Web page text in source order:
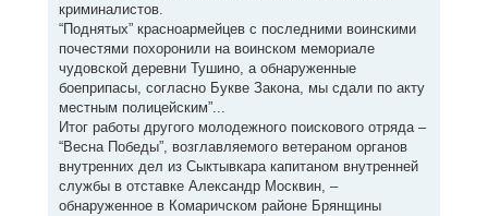
криминалистов.
“Поднятых” красноармейцев с последними воинскими
почестями похоронили на воинском мемориале
чудовской деревни Тушино, а обнаруженные
боеприпасы, согласно Букве Закона, мы сдали по акту
местным полицейским”...
Итог работы другого молодежного поискового отряда –
“Весна Победы”, возглавляемого ветераном органов
внутренних дел из Сыктывкара капитаном внутренней
службы в отставке Александр Москвин, –
обнаруженное в Комаричском районе Брянщины